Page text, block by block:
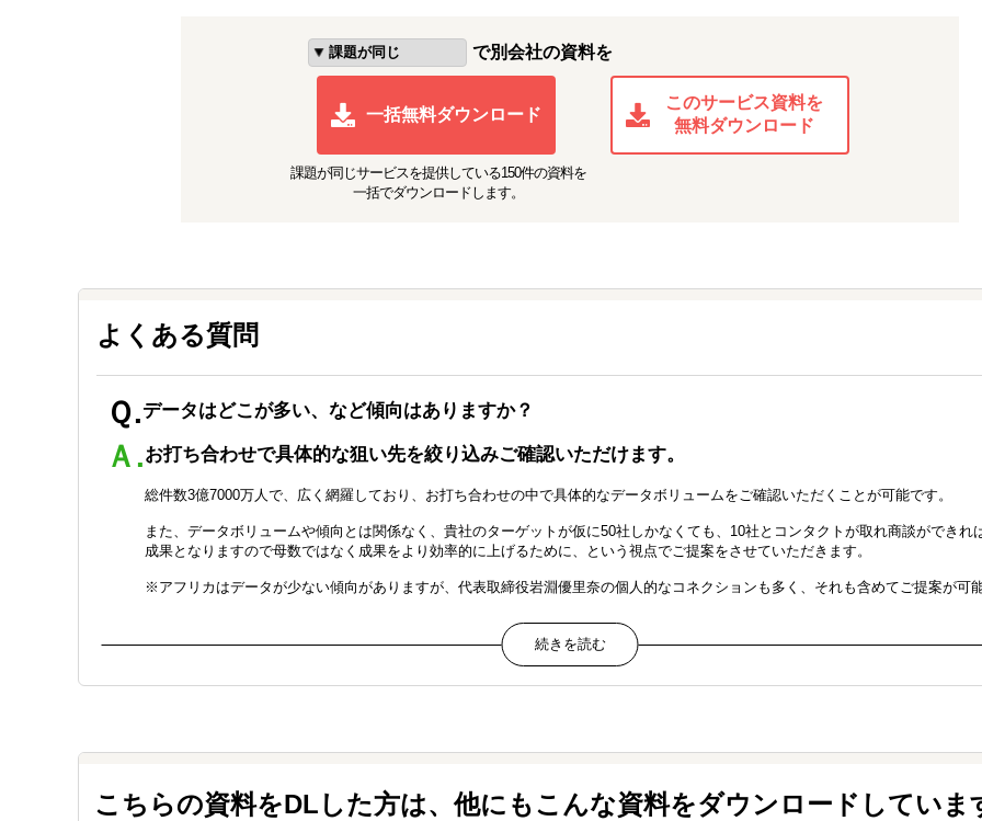
で別会社の資料を
一括無料ダウンロード
このサービス資料を
無料ダウンロード
課題が同じサービスを提供している150件の資料を
一括でダウンロードします。
よくある質問
Ｑ.データはどこが多い、など傾向はありますか？
Ａ.お打ち合わせで具体的な狙い先を絞り込みご確認いただけます。
総件数3億7000万人で、広く網羅しており、お打ち合わせの中で具体的なデータボリュームをご確認いただくことが可能です。
また、データボリュームや傾向とは関係なく、貴社のターゲットが仮に50社しかなくても、10社とコンタクトが取れ商談ができれ
成果となりますので母数ではなく成果をより効率的に上げるために、という視点でご提案をさせていただきます。
※アフリカはデータが少ない傾向がありますが、代表取締役岩淵優里奈の個人的なコネクションも多く、それも含めてご提案が可
こちらの資料をDLした方は、他にもこんな資料をダウンロードしていま